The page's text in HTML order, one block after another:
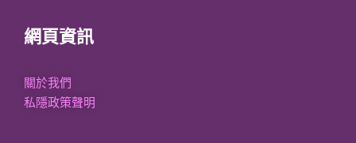
網頁資訊
關於我們
私隱政策聲明